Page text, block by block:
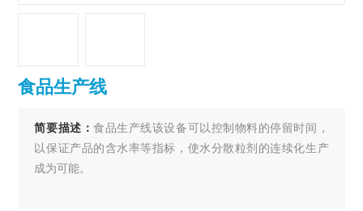
食品生产线
简要描述：食品生产线该设备可以控制物料的停留时间，
以保证产品的含水率等指标，使水分散粒剂的连续化生产
成为可能。